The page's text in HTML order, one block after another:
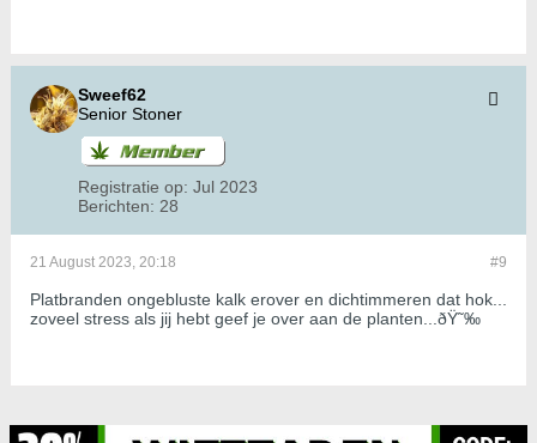
Sweef62
Senior Stoner
Registratie op: Jul 2023
Berichten: 28
#9
21 August 2023, 20:18
Platbranden ongebluste kalk erover en dichtimmeren dat hok...
zoveel stress als jij hebt geef je over aan de planten...ðŸ˜‰